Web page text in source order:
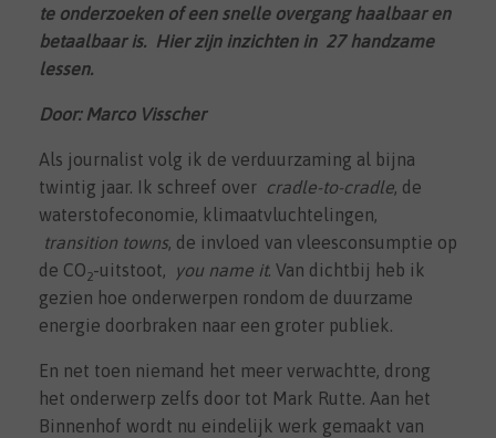
te onderzoeken of een snelle overgang haalbaar en
betaalbaar is. Hier zijn inzichten in 27 handzame
lessen.
Door: Marco Visscher
Als journalist volg ik de verduurzaming al bijna
twintig jaar. Ik schreef over cradle-to-cradle, de
waterstofeconomie, klimaatvluchtelingen,
transition towns, de invloed van vleesconsumptie op
de CO 2-uitstoot, you name it. Van dichtbij heb ik
gezien hoe onderwerpen rondom de duurzame
energie doorbraken naar een groter publiek.
En net toen niemand het meer verwachtte, drong
het onderwerp zelfs door tot Mark Rutte. Aan het
Binnenhof wordt nu eindelijk werk gemaakt van